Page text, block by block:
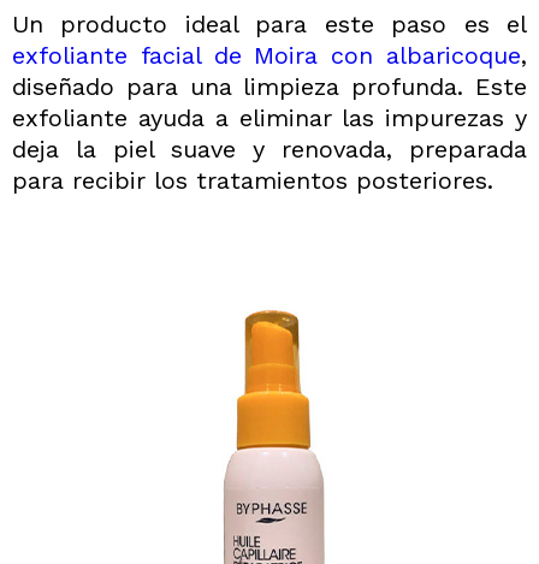
Un producto ideal para este paso es el
exfoliante facial de Moira con albaricoque,
diseñado para una limpieza profunda. Este
exfoliante ayuda a eliminar las impurezas y
deja la piel suave y renovada, preparada
para recibir los tratamientos posteriores.